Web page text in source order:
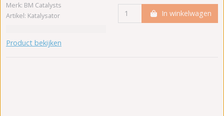
Merk: BM Catalysts
Artikel: Katalysator
Product bekijken
In winkelwagen